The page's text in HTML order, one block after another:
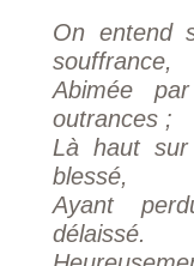
On entend
souffrance,
Abimée
outrances ;
Là haut
blessé,
Ayant
délaissé.